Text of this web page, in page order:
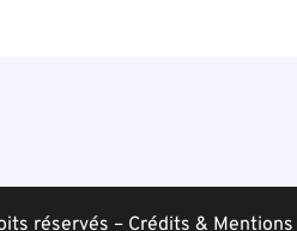
réservés – Crédits &